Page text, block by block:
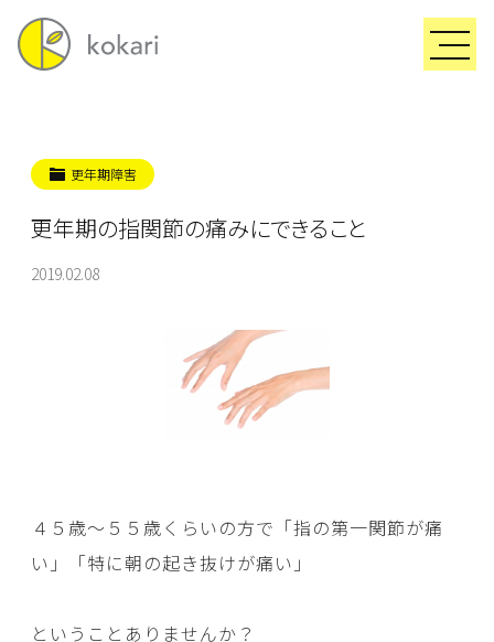
更年期障害
更年期の指関節の痛みにできること
2019.02.08
４５歳～５５歳くらいの方で「指の第一関節が痛
い」「特に朝の起き抜けが痛い」
ということありませんか？